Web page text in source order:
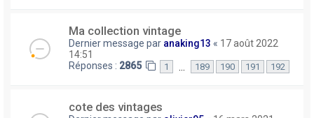
Ma collection vintage
Dernier message par anaking13 « 17 août 2022
14:51
Réponses : 2865 1 189 190 191 192
cote des vintages